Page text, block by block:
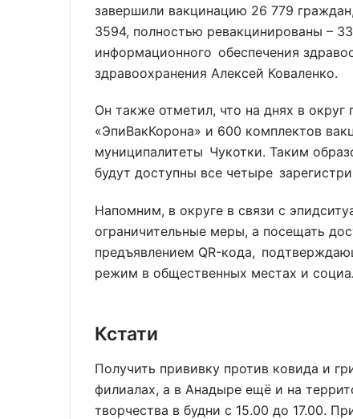
завершили вакцинацию 26 779
3594, полностью ревакцинированы –
информационного обеспечения
здравоохранения Алексей Коваленко.
Он также отметил, что на днях в
«ЭпиВакКорона» и 600 комплектов
муниципалитеты Чукотки. Таким
будут доступны все четыре
Напомним, в округе в связи с
ограничительные меры, а посещать
предъявлением QR-кода,
режим в общественных местах и
Кстати
Получить прививку против ковида и
филиалах, а в Анадыре ещё и на
творчества в будни с 15.00 до 17.00.